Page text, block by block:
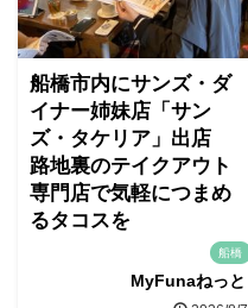
船橋市内にサンズ・ダ
イナー姉妹店「サン
ズ・タケリア」出店
路地裏のテイクアウト
専門店で気軽につまめ
るタコスを
船橋
MyFunaねっと